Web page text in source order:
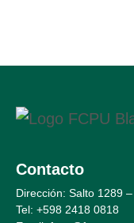
Contacto
Dirección: Salto 1289
Tel: +598 2418 0818